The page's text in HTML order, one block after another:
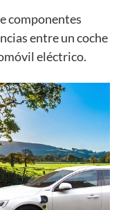
componentes
entre un coche
eléctrico.